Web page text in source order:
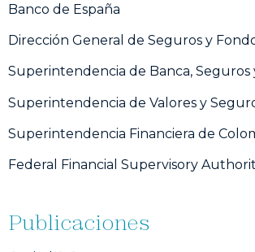
Banco de España
Dirección General de Seguros y
Superintendencia de Banca, Seguros
Superintendencia de Valores y
Superintendencia Financiera de
Federal Financial Supervisory
Publicaciones